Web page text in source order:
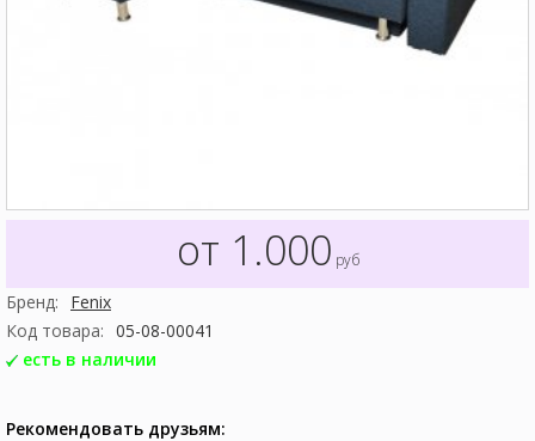
от 1.000 руб
Бренд:
Fenix
Код товара: 05-08-00041
есть в наличии
Рекомендовать друзьям: